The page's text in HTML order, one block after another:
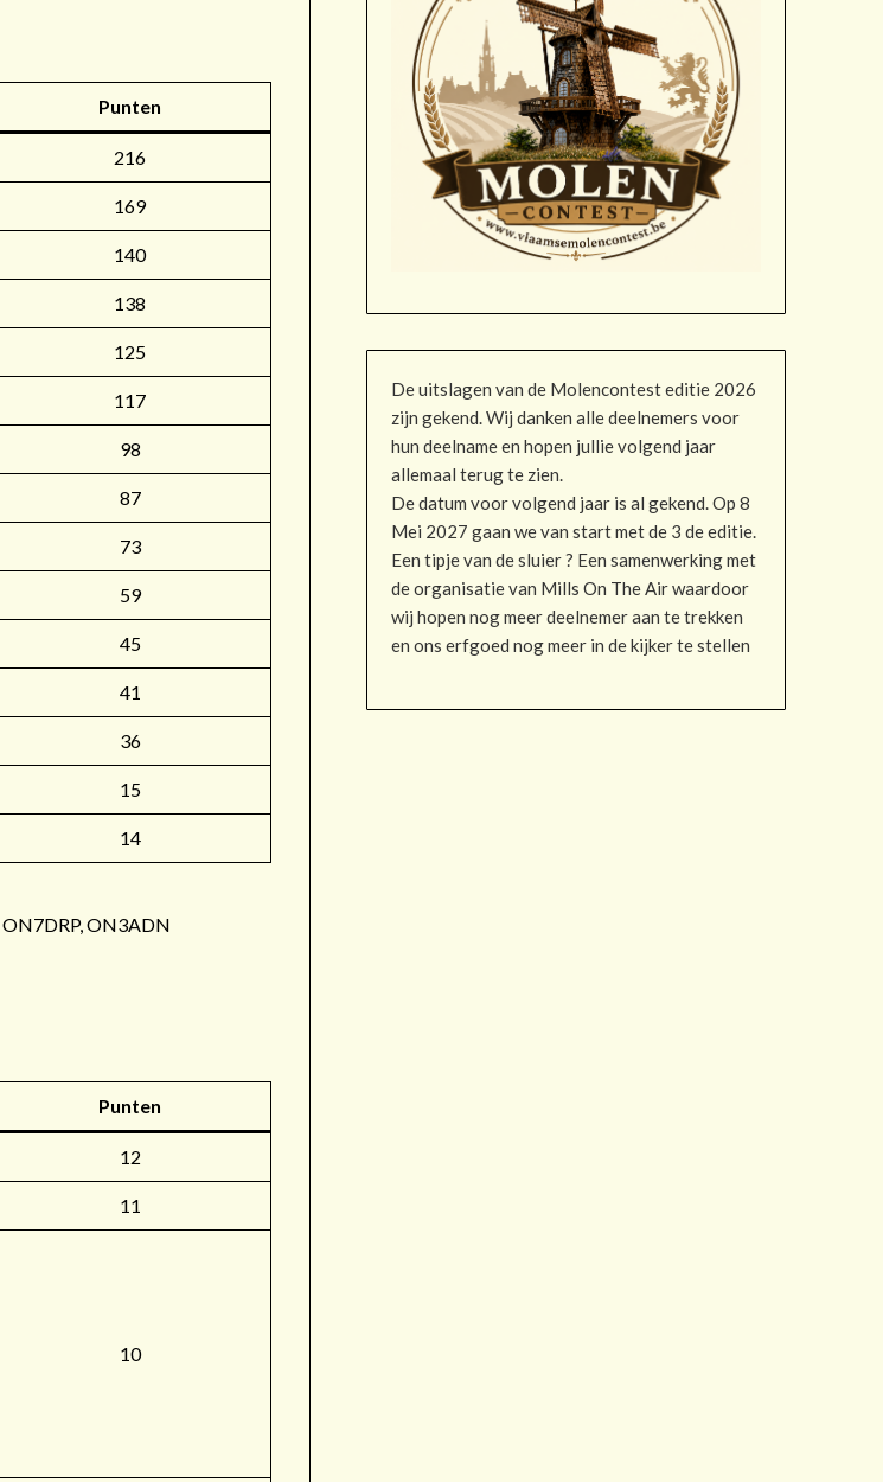
Punten
216
169
140
138
125
117
98
87
73
59
45
41
36
15
14
ON7DRP, ON3ADN
Punten
12
11
10
De uitslagen van de Molencontest editie 2026
zijn gekend. Wij danken alle deelnemers voor
hun deelname en hopen jullie volgend jaar
allemaal terug te zien.
De datum voor volgend jaar is al gekend. Op 8
Mei 2027 gaan we van start met de 3 de editie.
Een tipje van de sluier ? Een samenwerking met
de organisatie van Mills On The Air waardoor
wij hopen nog meer deelnemer aan te trekken
en ons erfgoed nog meer in de kijker te stellen